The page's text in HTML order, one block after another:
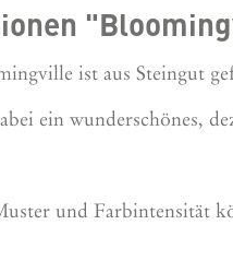
ist aus Steingut
ein wunderschönes,
und Farbintensität